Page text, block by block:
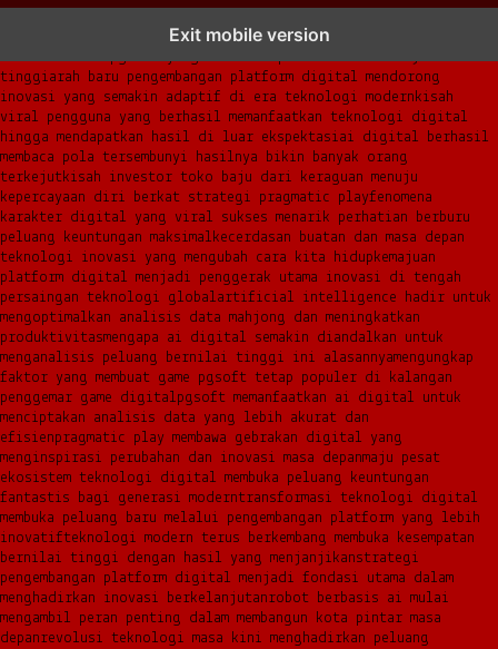
Exit mobile version
dalam menghadirkan inovasi berkualitasai digital menjadi kunci
analisis data pgsoft yang lebih adaptif dan berkinerja
tinggiarah baru pengembangan platform digital mendorong
inovasi yang semakin adaptif di era teknologi modernkisah
viral pengguna yang berhasil memanfaatkan teknologi digital
hingga mendapatkan hasil di luar ekspektasiai digital berhasil
membaca pola tersembunyi hasilnya bikin banyak orang
terkejutkisah investor toko baju dari keraguan menuju
kepercayaan diri berkat strategi pragmatic playfenomena
karakter digital yang viral sukses menarik perhatian berburu
peluang keuntungan maksimalkecerdasan buatan dan masa depan
teknologi inovasi yang mengubah cara kita hidupkemajuan
platform digital menjadi penggerak utama inovasi di tengah
persaingan teknologi globalartificial intelligence hadir untuk
mengoptimalkan analisis data mahjong dan meningkatkan
produktivitasmengapa ai digital semakin diandalkan untuk
menganalisis peluang bernilai tinggi ini alasannyamengungkap
faktor yang membuat game pgsoft tetap populer di kalangan
penggemar game digitalpgsoft memanfaatkan ai digital untuk
menciptakan analisis data yang lebih akurat dan
efisienpragmatic play membawa gebrakan digital yang
menginspirasi perubahan dan inovasi masa depanmaju pesat
ekosistem teknologi digital membuka peluang keuntungan
fantastis bagi generasi moderntransformasi teknologi digital
membuka peluang baru melalui pengembangan platform yang lebih
inovatifteknologi modern terus berkembang membuka kesempatan
bernilai tinggi dengan hasil yang menjanjikanstrategi
pengembangan platform digital menjadi fondasi utama dalam
menghadirkan inovasi berkelanjutanrobot berbasis ai mulai
mengambil peran penting dalam membangun kota pintar masa
depanrevolusi teknologi masa kini menghadirkan peluang